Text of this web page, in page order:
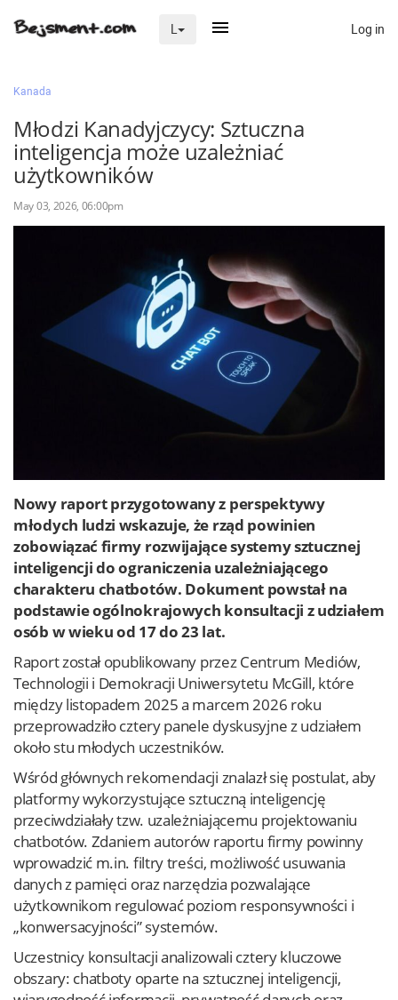
Na skróty
Zaloguj przez Clascal
Log in
Kanada
Młodzi Kanadyjczycy: Sztuczna
inteligencja może uzależniać
użytkowników
May 03, 2026, 06:00pm
Nowy raport przygotowany z perspektywy
młodych ludzi wskazuje, że rząd powinien
zobowiązać firmy rozwijające systemy sztucznej
inteligencji do ograniczenia uzależniającego
charakteru chatbotów. Dokument powstał na
podstawie ogólnokrajowych konsultacji z udziałem
osób w wieku od 17 do 23 lat.
Raport został opublikowany przez Centrum Mediów,
Technologii i Demokracji Uniwersytetu McGill, które
między listopadem 2025 a marcem 2026 roku
przeprowadziło cztery panele dyskusyjne z udziałem
około stu młodych uczestników.
Wśród głównych rekomendacji znalazł się postulat, aby
platformy wykorzystujące sztuczną inteligencję
przeciwdziałały tzw. uzależniającemu projektowaniu
chatbotów. Zdaniem autorów raportu firmy powinny
wprowadzić m.in. filtry treści, możliwość usuwania
danych z pamięci oraz narzędzia pozwalające
użytkownikom regulować poziom responsywności i
„konwersacyjności” systemów.
Uczestnicy konsultacji analizowali cztery kluczowe
obszary: chatboty oparte na sztucznej inteligencji,